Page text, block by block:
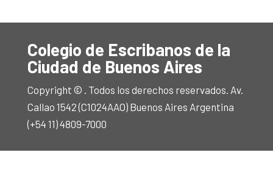
Colegio de Escribanos de la
Ciudad de Buenos Aires
Copyright © . Todos los derechos reservados. Av.
Callao 1542 (C1024AAO) Buenos Aires Argentina
(+54 11) 4809-7000